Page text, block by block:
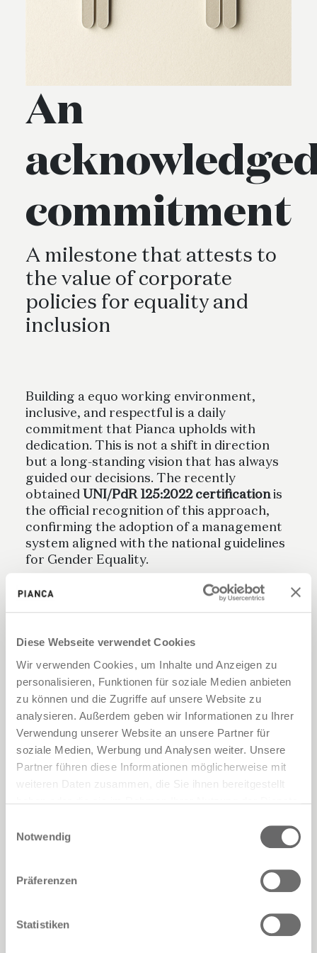
Diese Webseite verwendet Cookies
Wir verwenden Cookies, um Inhalte und Anzeigen zu
personalisieren, Funktionen für soziale Medien anbieten
zu können und die Zugriffe auf unsere Website zu
analysieren. Außerdem geben wir Informationen zu Ihrer
Verwendung unserer Website an unsere Partner für
soziale Medien, Werbung und Analysen weiter. Unsere
Partner führen diese Informationen möglicherweise mit
weiteren Daten zusammen, die Sie ihnen bereitgestellt
Notwendig
Präferenzen
Statistiken
An
commitment
A milestone that attests to
the value of corporate
policies for equality and
inclusion
Building a equo working environment,
inclusive, and respectful is a daily
commitment that Pianca upholds with
dedication. This is not a shift in direction
but a long-standing vision that has always
guided our decisions. The recently
obtained UNI/PdR 125:2022 certificationis
the official recognition of this approach,
confirming the adoption of a management
system aligned with the national guidelines
for Gender Equality.
The journey toward certification was built
on a solid and structured foundation,
equal opportunities throughout every
recruitment and hiring to career
advancement and pay equity, from work-life
balance to parental support, and from
safeguarding against any form of
workplace abuse or discrimination.
A noteworthy aspect is that the
certification has been granted for the
Partners showroom in Milan
— in order to
transversal commitment.
of social sustainability, where the value of
work is also expressed through respect and